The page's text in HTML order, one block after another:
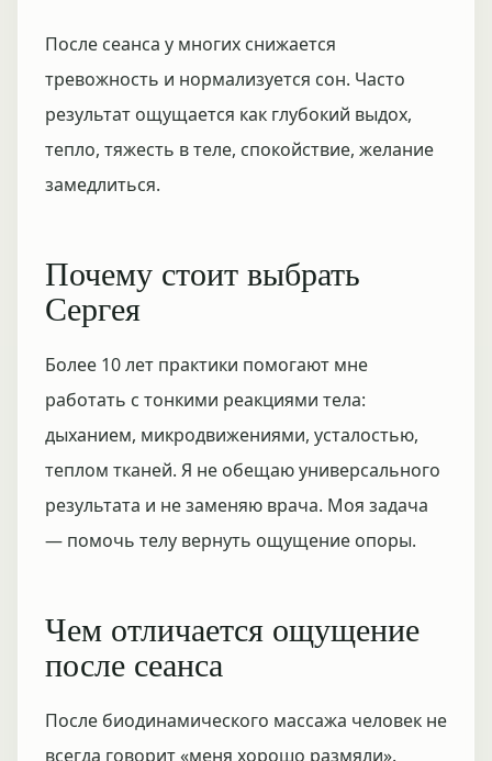
После сеанса у многих снижается
тревожность и нормализуется сон. Часто
результат ощущается как глубокий выдох,
тепло, тяжесть в теле, спокойствие, желание
замедлиться.
Почему стоит выбрать
Сергея
Более 10 лет практики помогают мне
работать с тонкими реакциями тела:
дыханием, микродвижениями, усталостью,
теплом тканей. Я не обещаю универсального
результата и не заменяю врача. Моя задача
— помочь телу вернуть ощущение опоры.
Чем отличается ощущение
после сеанса
После биодинамического массажа человек не
всегда говорит «меня хорошо размяли».